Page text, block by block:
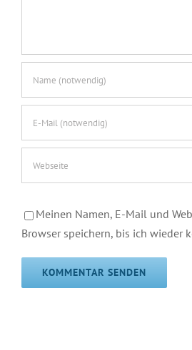
Meinen Namen, E-Mail und
Browser speichern, bis ich wieder